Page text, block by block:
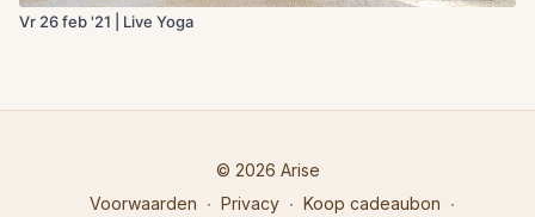
Vr 26 feb '21 | Live Yoga
© 2026 Arise
Voorwaarden ∙ Privacy ∙ Koop cadeaubon ∙